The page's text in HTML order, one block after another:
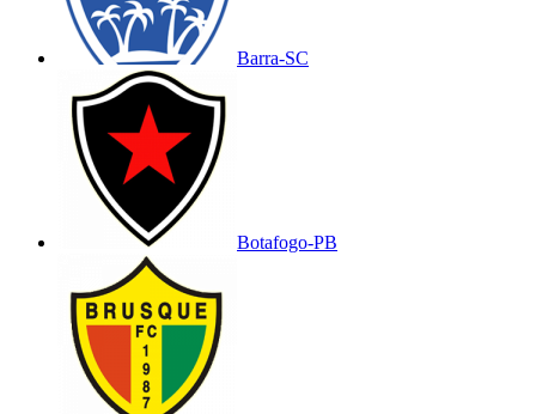
Barra-SC
Botafogo-PB